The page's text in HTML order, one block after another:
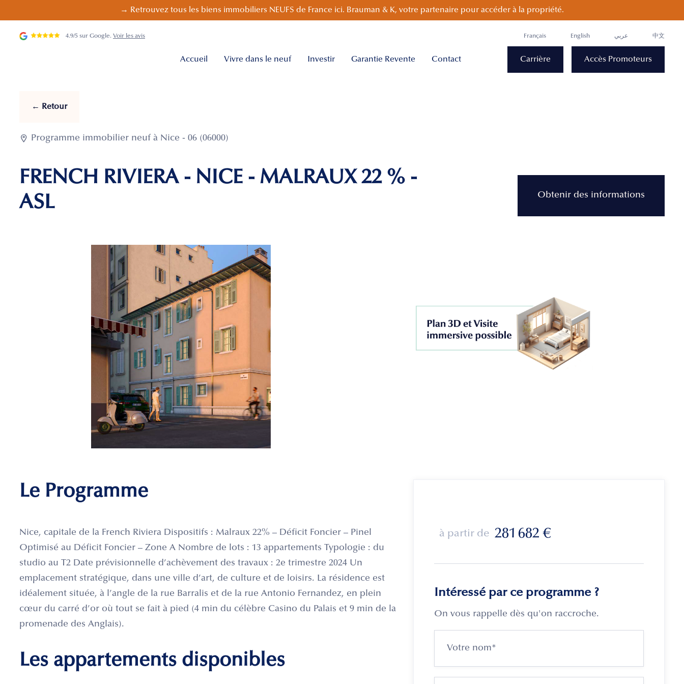
→ Retrouvez tous les biens immobiliers NEUFS de France ici. Brauman & K, votre partenaire pour accéder à la propriété.
4.9/5 sur Google. Voir les avis Français English عربي 中文
Accueil Vivre dans le neuf Investir Garantie Revente Contact Carrière Accès Promoteurs
← Retour
 Programme immobilier neuf à Nice - 06 (06000)
FRENCH RIVIERA - NICE - MALRAUX 22 % -
ASL
Obtenir des informations
Le Programme
Nice, capitale de la French Riviera Dispositifs : Malraux 22% – Déficit Foncier – Pinel
Optimisé au Déficit Foncier – Zone A Nombre de lots : 13 appartements Typologie : du
studio au T2 Date prévisionnelle d’achèvement des travaux : 2e trimestre 2024 Un
emplacement stratégique, dans une ville d’art, de culture et de loisirs. La résidence est
idéalement située, à l’angle de la rue Barralis et de la rue Antonio Fernandez, en plein
cœur du carré d’or où tout se fait à pied (4 min du célèbre Casino du Palais et 9 min de la
promenade des Anglais).
Les appartements disponibles
à partir de 281 682 €
Intéressé par ce programme ?
On vous rappelle dès qu'on raccroche.